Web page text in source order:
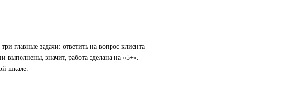
главные задачи: ответить на вопрос клиента
выполнены, значит, работа сделана на «5+».
шкале.